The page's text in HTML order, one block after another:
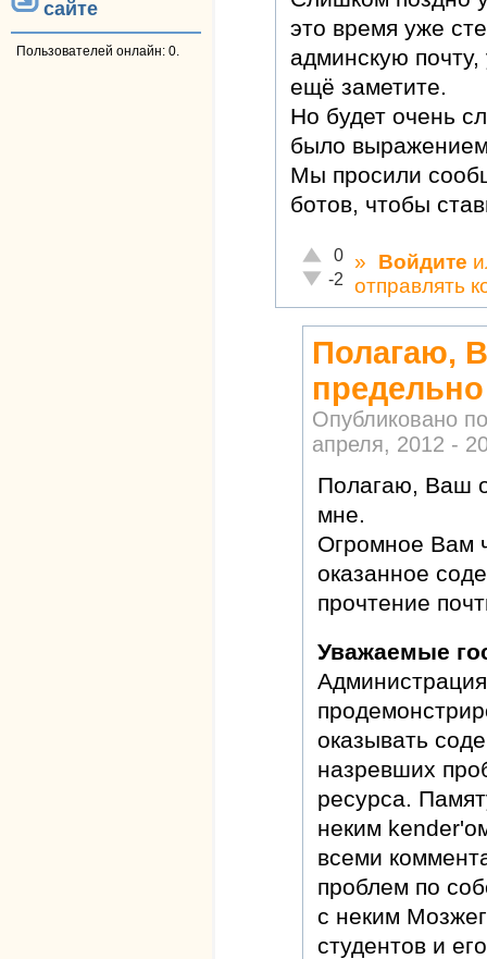
сайте
Пользователей онлайн: 0.
это время уже
админскую
ещё заметите.
Но будет очень
было
Мы просили
ботов, чтобы
Отлично!
0
Неадекватно!
-2
» Войдите
отправлять
Полагаю,
предельно
Опубликовано
апреля, 2012 -
Полагаю, Ваш
мне.
Огромное Вам
оказанное
прочтение
Уважаемые
оказывать
назревших
ресурса.
неким
всеми
проблем по
с неким
студентов и